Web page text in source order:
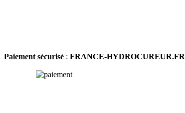
Paiement sécurisé : FRANCE-HYDROCUREUR.FR